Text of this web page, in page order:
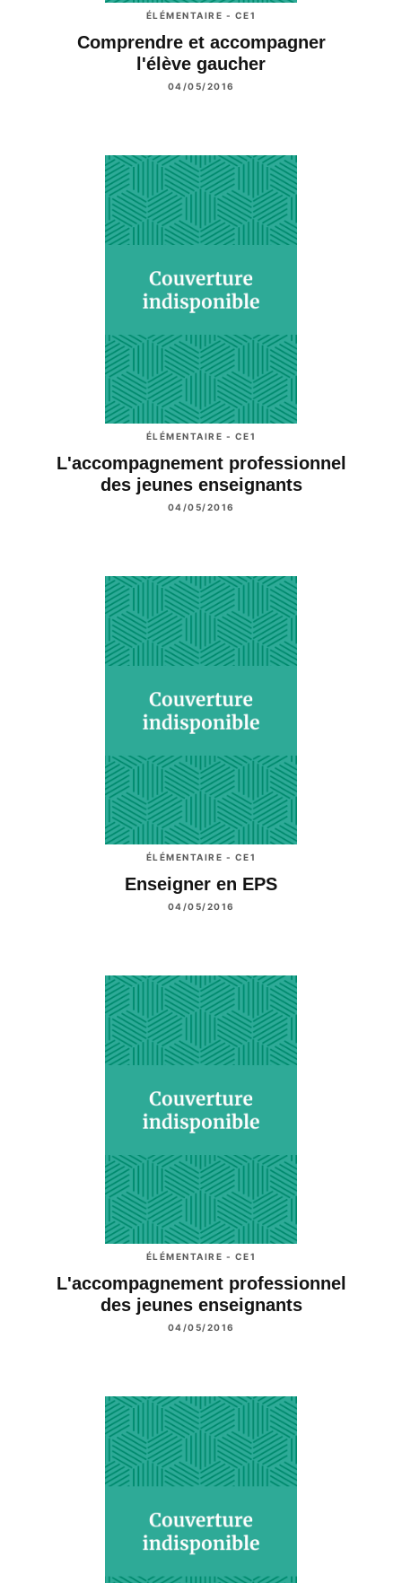
ÉLÉMENTAIRE - CE1
Comprendre et accompagner
l'élève gaucher
04/05/2016
ÉLÉMENTAIRE - CE1
L'accompagnement professionnel
des jeunes enseignants
04/05/2016
ÉLÉMENTAIRE - CE1
Enseigner en EPS
04/05/2016
ÉLÉMENTAIRE - CE1
L'accompagnement professionnel
des jeunes enseignants
04/05/2016